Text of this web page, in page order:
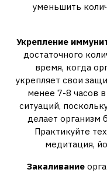
уменьшить
Укрепление
достаточного
время, когда
укрепляет свои
менее 7-8 часов
ситуаций,
делает организм
Практикуйте
медитация,
Закаливание